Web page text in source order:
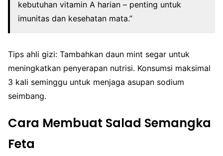
kebutuhan vitamin A harian – penting untuk
imunitas dan kesehatan mata.”
Tips ahli gizi: Tambahkan daun mint segar untuk
meningkatkan penyerapan nutrisi. Konsumsi maksimal
3 kali seminggu untuk menjaga asupan sodium
seimbang.
Cara Membuat Salad Semangka
Feta